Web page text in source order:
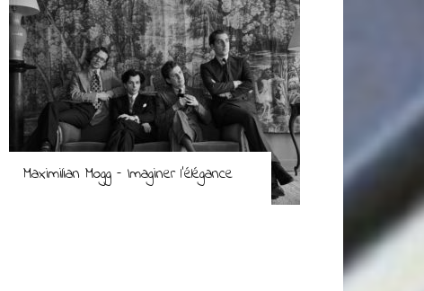
Maximilian Mogg – Imaginer l’élégance